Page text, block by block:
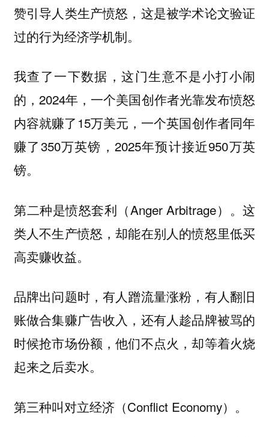
赞引导人类生产愤怒，这是被学术论文验证
过的行为经济学机制。
我查了一下数据，这门生意不是小打小闹
的，2024年，一个美国创作者光靠发布愤怒
内容就赚了15万美元，一个英国创作者同年
赚了350万英镑，2025年预计接近950万英
镑。
第二种是愤怒套利 （Anger Arbitrage）。这
类人不生产愤怒，却能在别人的愤怒里低买
高卖赚收益。
品牌出问题时，有人蹭流量涨粉，有人翻旧
账做合集赚广告收入，还有人趁品牌被骂的
时候抢市场份额，他们不点火，却等着火烧
起来之后卖水。
第三种叫对立经济（Conflict Economy）。